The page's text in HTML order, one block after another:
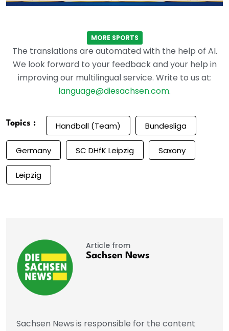
MORE SPORTS
The translations are automated with the help of AI.
We look forward to your feedback and your help in
improving our multilingual service. Write to us at:
language@diesachsen.com.
Topics : Handball (Team) Bundesliga
Germany SC DHfK Leipzig Saxony
Leipzig
Article from
Sachsen News
Sachsen News is responsible for the content